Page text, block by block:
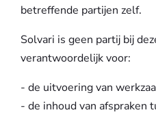
betreffende partijen zelf.
Solvari is geen partij bij
verantwoordelijk voor:
- de uitvoering van
- de inhoud van afspraken